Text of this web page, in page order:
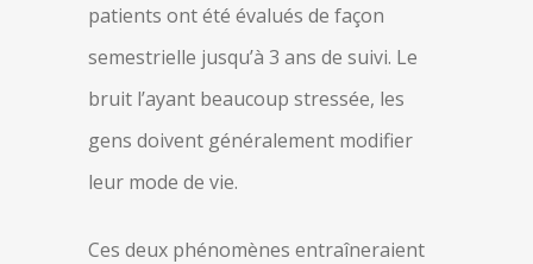
patients ont été évalués de façon
semestrielle jusqu’à 3 ans de suivi. Le
bruit l’ayant beaucoup stressée, les
gens doivent généralement modifier
leur mode de vie.
Ces deux phénomènes entraîneraient